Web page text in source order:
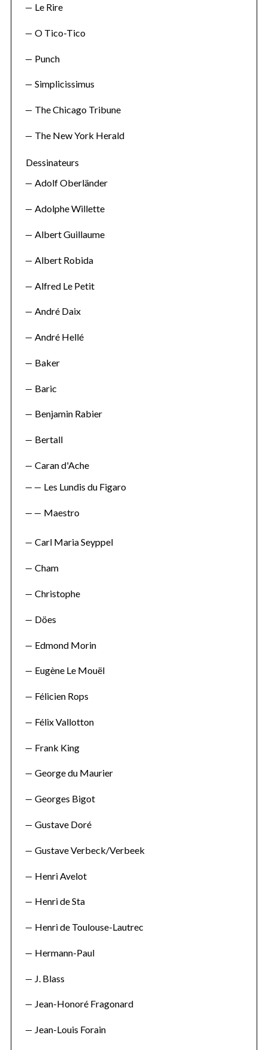
Le Rire
O Tico-Tico
Punch
Simplicissimus
The Chicago Tribune
The New York Herald
Dessinateurs
Adolf Oberländer
Adolphe Willette
Albert Guillaume
Albert Robida
Alfred Le Petit
André Daix
André Hellé
Baker
Baric
Benjamin Rabier
Bertall
Caran d'Ache
Les Lundis du Figaro
Maestro
Carl Maria Seyppel
Cham
Christophe
Döes
Edmond Morin
Eugène Le Mouël
Félicien Rops
Félix Vallotton
Frank King
George du Maurier
Georges Bigot
Gustave Doré
Gustave Verbeck/Verbeek
Henri Avelot
Henri de Sta
Henri de Toulouse-Lautrec
Hermann-Paul
J. Blass
Jean-Honoré Fragonard
Jean-Louis Forain